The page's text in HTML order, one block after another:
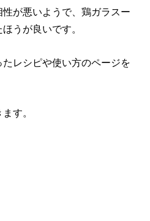
が悪いようで、鶏ガラスー
うが良いです。
レシピや使い方のページを
す。